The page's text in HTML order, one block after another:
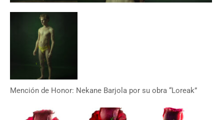
Mención de Honor: Nekane Barjola por su obra “Loreak”